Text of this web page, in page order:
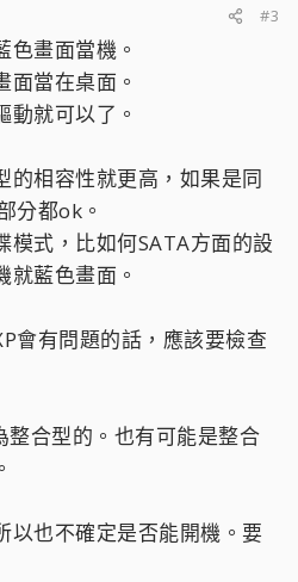
#3
色畫面當機。
面當在桌面。
動就可以了。
的相容性就更高，如果是同
分都ok。
模式，比如何SATA方面的設
就藍色畫面。
會有問題的話，應該要檢查
合型的。也有可能是整合
以也不確定是否能開機。要